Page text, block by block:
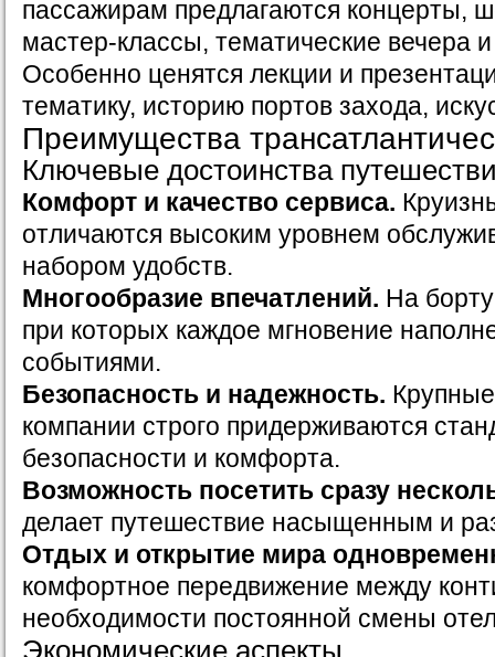
пассажирам предлагаются концерты,
мастер-классы, тематические вечера
Особенно ценятся лекции и
тематику, историю портов захода,
Преимущества
Ключевые достоинства
Комфорт и качество сервиса.
отличаются высоким уровнем
набором удобств.
Многообразие впечатлений. На
при которых каждое мгновение
событиями.
Безопасность и надежность.
компании строго придерживаются
безопасности и комфорта.
Возможность посетить сразу
делает путешествие насыщенным и
Отдых и открытие мира
комфортное передвижение между
необходимости постоянной смены
Экономические аспекты